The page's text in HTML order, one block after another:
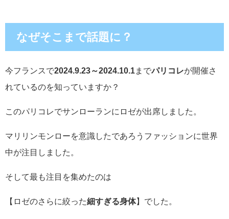
なぜそこまで話題に？
今フランスで2024.9.23～2024.10.1までパリコレが開催さ
れているのを知っていますか？
このパリコレでサンローランにロゼが出席しました。
マリリンモンローを意識したであろうファッションに世界
中が注目しました。
そして最も注目を集めたのは
【ロゼのさらに絞った細すぎる身体】でした。